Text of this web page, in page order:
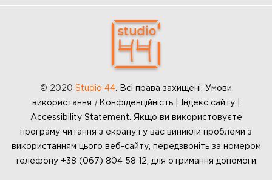
© 2020 Studio 44
Всі права захищені. Умови
використання | Конфіденційність | Індекс сайту |
Accessibility Statement. Якщо ви використовуєте
програму читання з екрану і у вас виникли проблеми з
використанням цього веб-сайту, передзвоніть за номером
телефону +38 (067) 804 58 12, для отримання допомоги.